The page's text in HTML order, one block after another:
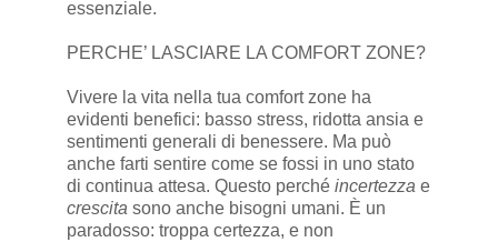
essenziale.
PERCHE’ LASCIARE LA COMFORT ZONE?
Vivere la vita nella tua comfort zone ha
evidenti benefici: basso stress, ridotta ansia e
sentimenti generali di benessere. Ma può
anche farti sentire come se fossi in uno stato
di continua attesa. Questo perché incertezza e
crescita sono anche bisogni umani. È un
paradosso: troppa certezza, e non